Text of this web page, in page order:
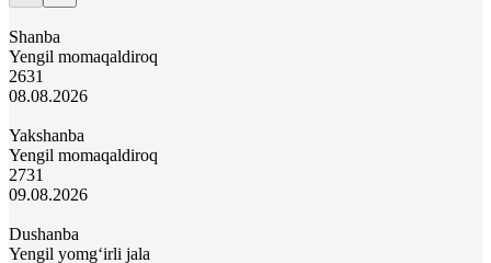
Shanba
Yengil momaqaldiroq
2631
08.08.2026
Yakshanba
Yengil momaqaldiroq
2731
09.08.2026
Dushanba
Yengil yomg‘irli jala